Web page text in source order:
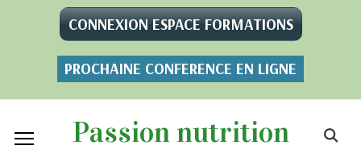
CONNEXION ESPACE FORMATIONS
PROCHAINE CONFERENCE EN LIGNE
Passion nutrition